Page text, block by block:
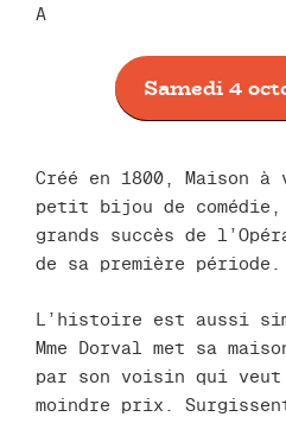
A
Samedi 4
Créé en 1800, Maison
petit bijou de
grands succès de
de sa première période.
L’histoire est aussi
Mme Dorval met sa
par son voisin qui veut
moindre prix.